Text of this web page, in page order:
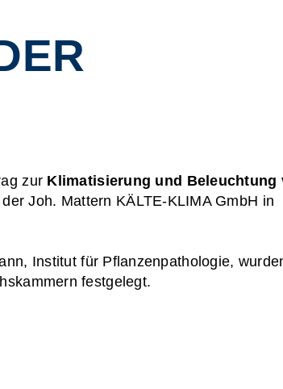
zur Klimatisierung und Beleuchtung
Joh. Mattern KÄLTE-KLIMA GmbH in
Institut für Pflanzenpathologie,
festgelegt.